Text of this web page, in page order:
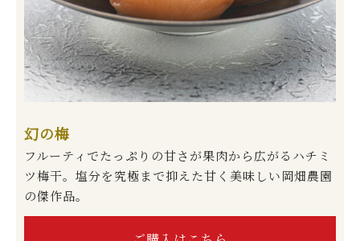
幻の梅
フルーティでたっぷりの甘さが果肉から広がるハチミ
ツ梅干。塩分を究極まで抑えた甘く美味しい岡畑農園
の傑作品。